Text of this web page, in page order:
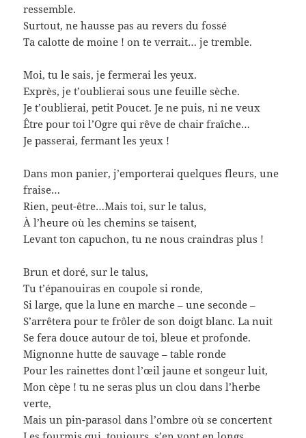
ressemble.
Surtout, ne hausse pas au revers du fossé
Ta calotte de moine ! on te verrait… je tremble.
Moi, tu le sais, je fermerai les yeux.
Exprès, je t’oublierai sous une feuille sèche.
Je t’oublierai, petit Poucet. Je ne puis, ni ne veux
Être pour toi l’Ogre qui rêve de chair fraîche…
Je passerai, fermant les yeux !
Dans mon panier, j’emporterai quelques fleurs, une
fraise…
Rien, peut-être…Mais toi, sur le talus,
À l’heure où les chemins se taisent,
Levant ton capuchon, tu ne nous craindras plus !
Brun et doré, sur le talus,
Tu t’épanouiras en coupole si ronde,
Si large, que la lune en marche – une seconde –
S’arrêtera pour te frôler de son doigt blanc. La nuit
Se fera douce autour de toi, bleue et profonde.
Mignonne hutte de sauvage – table ronde
Pour les rainettes dont l’œil jaune et songeur luit,
Mon cèpe ! tu ne seras plus un clou dans l’herbe
verte,
Mais un pin-parasol dans l’ombre où se concertent